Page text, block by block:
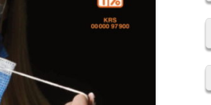
REGULAMIN SU SP IM. F.
2019/2020